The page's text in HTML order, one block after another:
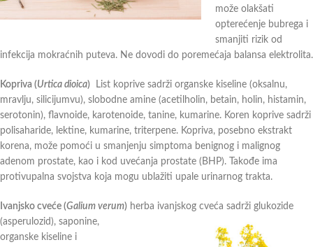
može olakšati
opterećenje bubrega i
smanjiti rizik od
infekcija mokraćnih puteva. Ne dovodi do poremećaja balansa elektrolita.
Kopriva (Urtica dioica) List koprive sadrži organske kiseline (oksalnu,
mravlju, silicijumvu), slobodne amine (acetilholin, betain, holin, histamin,
serotonin), flavnoide, karotenoide, tanine, kumarine. Koren koprive sadrži
polisaharide, lektine, kumarine, triterpene. Kopriva, posebno ekstrakt
korena, može pomoći u smanjenju simptoma benignog i malignog
adenom prostate, kao i kod uvećanja prostate (BHP). Takođe ima
protivupalna svojstva koja mogu ublažiti upale urinarnog trakta.
Ivanjsko cveće (Galium verum) herba ivanjskog cveća sadrži glukozide
(asperulozid), saponine,
organske kiseline i